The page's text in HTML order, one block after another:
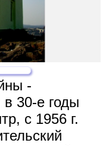
-
в 30-е годы
с 1956 г.